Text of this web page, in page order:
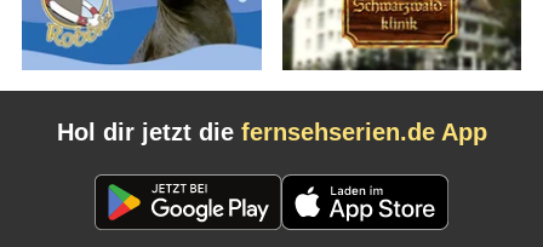
Hol dir jetzt die fernsehserien.de App